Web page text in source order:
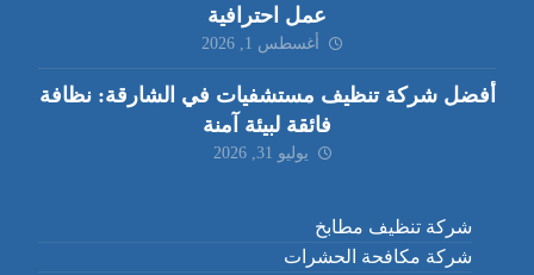
عمل احترافية
أغسطس 1, 2026
أفضل شركة تنظيف مستشفيات في الشارقة: نظافة
فائقة لبيئة آمنة
يوليو 31, 2026
شركة تنظيف مطابخ
شركة مكافحة الحشرات